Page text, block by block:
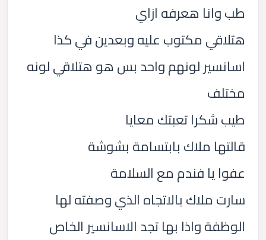
طب وانا هعرفه ازاي
هتلاقي مكتوب عليه وبعدين في كذا
اسانسير لونهم واحد بس هو هتلاقي لونه
مختلف
طيب شكرا تعبتك معايا
قالتها ملاك بابتسامة بشوشة
عفوا يا فندم مع السلامة
سارت ملاك بالاتجاه الذي وصفته لها
الوظفة واذا بها تجد الاسانسير الخاص